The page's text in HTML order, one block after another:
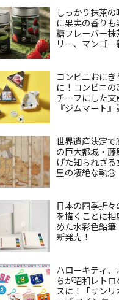
しっかり抹茶
に果実の香り
糖フレーバー
リー、マンゴー
コンビニおに
に！コンビニ
チーフにした
『ジムマート
世界遺産決定
の巨大都城・
げた知られざ
皇の凄絶な執念
日本の四季折
を描くことに
めた水彩色鉛
新発売！
ハローキティ
ちが昭和レト
スに！「サン